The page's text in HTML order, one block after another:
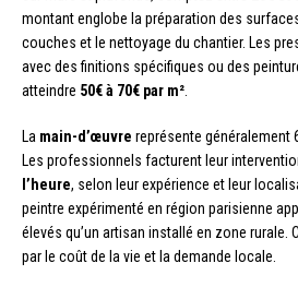
montant englobe la préparation des
couches et le nettoyage du chantier. Les
avec des finitions spécifiques ou des
atteindre 50€ à 70€ par m²
La main-d’œuvre représente généralement
Les professionnels facturent leur
l’heure, selon leur expérience et leur
peintre expérimenté en région parisienne
élevés qu’un artisan installé en zone rurale.
par le coût de la vie et la demande locale.